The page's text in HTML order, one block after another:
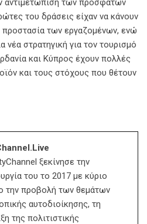
αντιμετώπιση των πρόσφατων
του δράσεις είχαν να κάνουν
προστασία των εργαζομένων, ενώ
νέα στρατηγική για τον τουρισμό
και Κύπρος έχουν πολλές
και τους στόχους που θέτουν
ξεκίνησε την
του το 2017 με κύριο
την προβολή των θεμάτων
αυτοδιοίκησης, τη
της πολιτιστικής